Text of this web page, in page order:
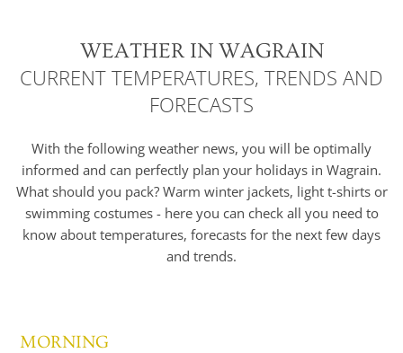
WEATHER IN WAGRAIN
CURRENT TEMPERATURES, TRENDS AND
FORECASTS
With the following weather news, you will be optimally
informed and can perfectly plan your holidays in Wagrain.
What should you pack? Warm winter jackets, light t-shirts or
swimming costumes - here you can check all you need to
know about temperatures, forecasts for the next few days
and trends.
MORNING